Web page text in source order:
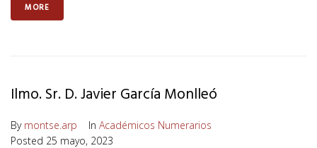
MORE
Ilmo. Sr. D. Javier García Monlleó
By montse.arp In Académicos Numerarios
Posted 25 mayo, 2023